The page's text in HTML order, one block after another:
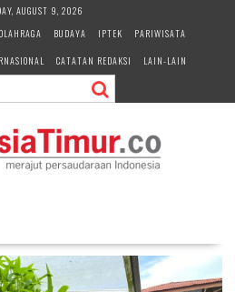
AUGUST 9, 2026
OLAHRAGA BUDAYA IPTEK
PARIWISATA
CATATAN REDAKSI LAIN-LAIN